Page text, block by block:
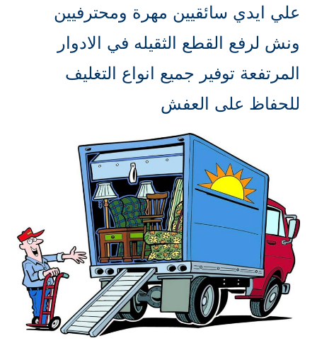
علي ايدي سائقيين مهرة ومحترفيين
ونش لرفع القطع الثقيله في الادوار
المرتفعة توفير جميع انواع التغليف
للحفاظ على العفش